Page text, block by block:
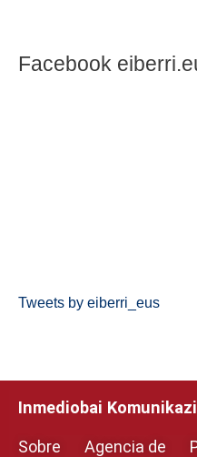
Facebook
Tweets by eiberri_eus
Inmediobai
Sobre
Agencia de